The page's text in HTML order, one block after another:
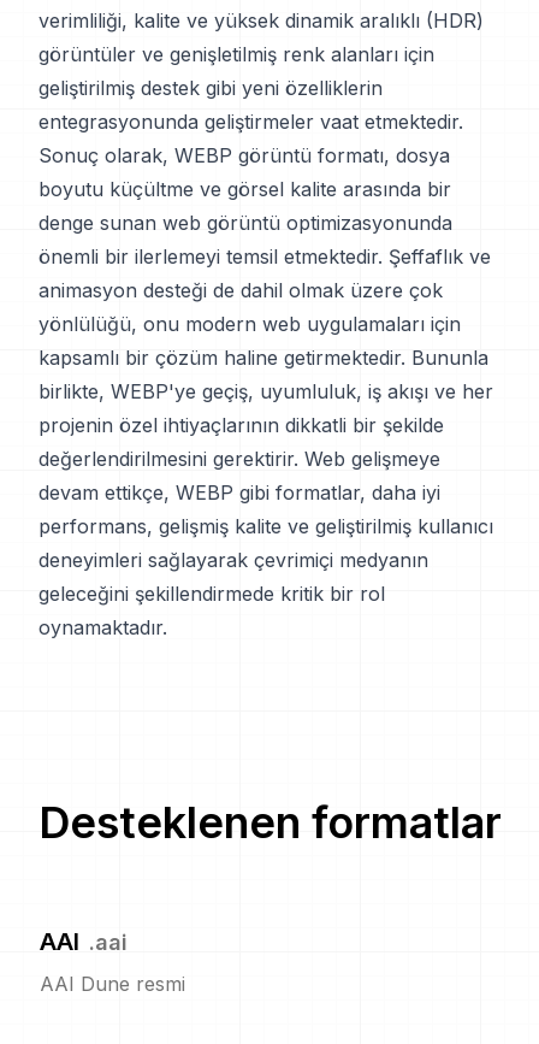
verimliliği, kalite ve yüksek dinamik aralıklı (HDR)
görüntüler ve genişletilmiş renk alanları için
geliştirilmiş destek gibi yeni özelliklerin
entegrasyonunda geliştirmeler vaat etmektedir.
Sonuç olarak, WEBP görüntü formatı, dosya
boyutu küçültme ve görsel kalite arasında bir
denge sunan web görüntü optimizasyonunda
önemli bir ilerlemeyi temsil etmektedir. Şeffaflık ve
animasyon desteği de dahil olmak üzere çok
yönlülüğü, onu modern web uygulamaları için
kapsamlı bir çözüm haline getirmektedir. Bununla
birlikte, WEBP'ye geçiş, uyumluluk, iş akışı ve her
projenin özel ihtiyaçlarının dikkatli bir şekilde
değerlendirilmesini gerektirir. Web gelişmeye
devam ettikçe, WEBP gibi formatlar, daha iyi
performans, gelişmiş kalite ve geliştirilmiş kullanıcı
deneyimleri sağlayarak çevrimiçi medyanın
geleceğini şekillendirmede kritik bir rol
oynamaktadır.
Desteklenen formatlar
AAI .aai
AAI Dune resmi